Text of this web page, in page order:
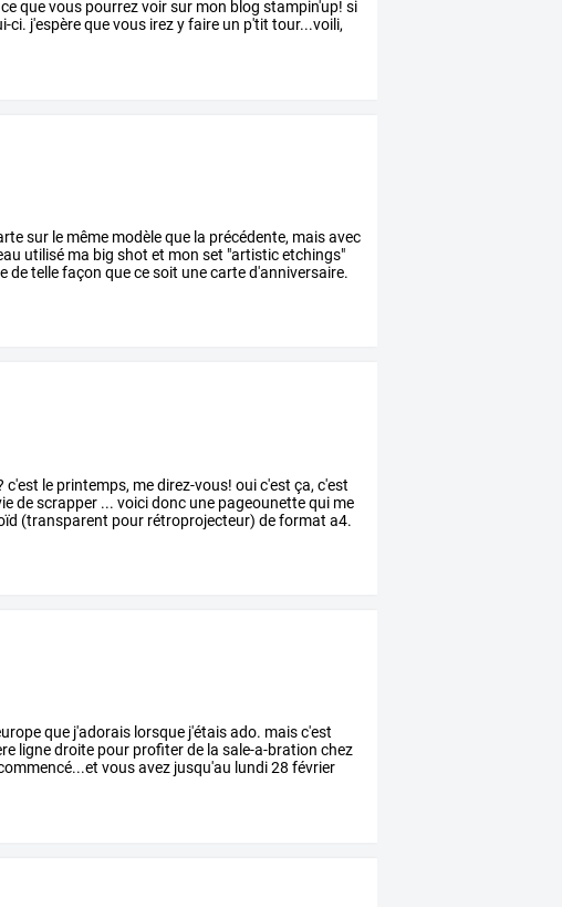
cequevous pourrezvoirsur mon blog stampin'up! si
ci. j'espèrequevous irezyfaire un p'tit tour...voili,
sur le même modèleque la précédente, maisavec
utilisé ma big shot et mon set "artisticetchings"
detellefaçon quecesoit unecarted'anniversaire.
c'est le printemps, medirez-vous! ouic'est ça, c'est
descrapper ... voicidonc une pageounettequi me
(transparent pour rétroprojecteur) deformat a4.
que j'adorais lorsque j'étaisado. maisc'est
lignedroite pour profiterde la sale-a-bration chez
vousavez jusqu'au lundi28 février